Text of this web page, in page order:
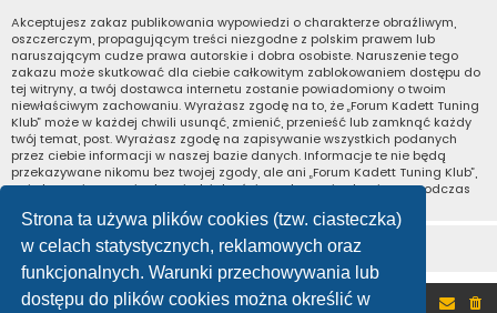
Strona ta używa plików cookies (tzw. ciasteczka)
w celach statystycznych, reklamowych oraz
funkcjonalnych. Warunki przechowywania lub
dostępu do plików cookies można określić w
Akceptujesz zakaz publikowania wypowiedzi o charakterze obraźliwym,
oszczerczym, propagującym treści niezgodne z polskim prawem lub
naruszającym cudze prawa autorskie i dobra osobiste. Naruszenie tego
zakazu może skutkować dla ciebie całkowitym zablokowaniem dostępu do
tej witryny, a twój dostawca internetu zostanie powiadomiony o twoim
niewłaściwym zachowaniu. Wyrażasz zgodę na to, że „Forum Kadett Tuning
Klub” może w każdej chwili usunąć, zmienić, przenieść lub zamknąć każdy
twój temat, post. Wyrażasz zgodę na zapisywanie wszystkich podanych
przez ciebie informacji w naszej bazie danych. Informacje te nie będą
przekazywane nikomu bez twojej zgody, ale ani „Forum Kadett Tuning Klub”,
ani phpBB nie ponosi odpowiedzialności za włamania do witryny, podczas
Portal Forum